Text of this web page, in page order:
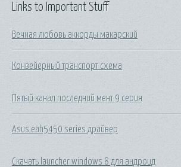
Links to Important Stuff
Вечная любовь аккорды макарский
Конвейерный транспорт схема
Пятый канал последний мент 9 серия
Asus eah5450 series драйвер
Скачать launcher windows 8 для андроид